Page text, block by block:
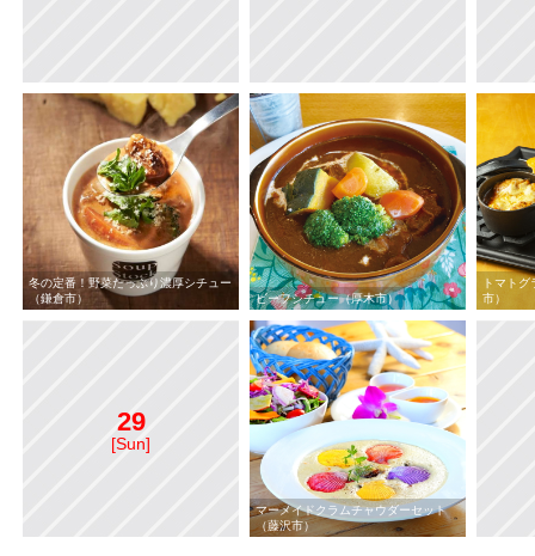
冬の定番！野菜たっぷり濃厚シチュー
（鎌倉市）
ビーフシチュー（厚木市）
トマト
市）
29
[Sun]
マーメイドクラムチャウダーセット
（藤沢市）